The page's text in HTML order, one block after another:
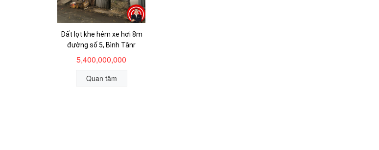
Đất lọt khe hẻm xe hơi 8m
đường số 5, Bình Tânr
5,400,000,000
Quan tâm